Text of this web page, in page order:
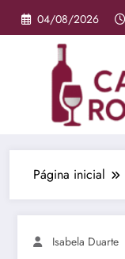
Pular
para
04/08/2026
Página inicial
Isabela Duarte